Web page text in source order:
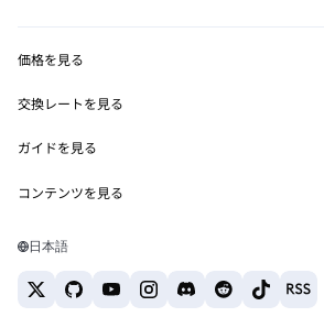
MetaMask Connect
Snaps
Web3サービス
セキュリティ
サポート
キャリア
お問い合わせ
価格を見る
イーサリアムの価格
Solanaの価格
Tetherの価格
交換レートを見る
ETH→USD
USDT→INR
BTC→INR
ETH→USDT
ガイドを見る
ETHの購入
USDTの購入
コンテンツを見る
Solanaウォレット
日本語